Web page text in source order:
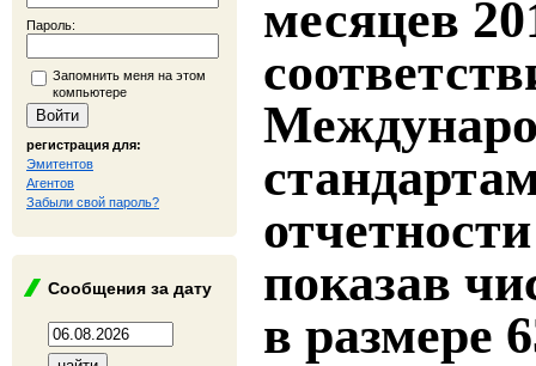
Пароль:
Запомнить меня на этом
компьютере
регистрация для:
Эмитентов
Агентов
Забыли свой пароль?
Сообщения за дату
месяцев
показав
в размере